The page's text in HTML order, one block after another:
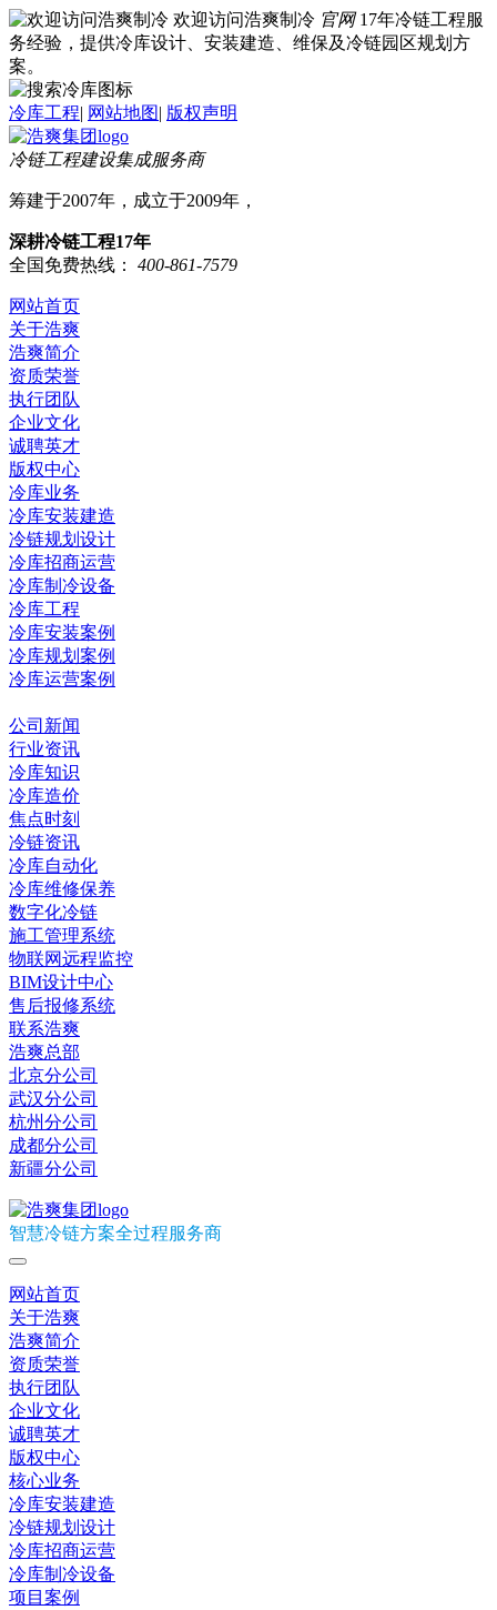
欢迎访问浩爽制冷 官网 17年冷链工程服
务经验，提供冷库设计、安装建造、维保及冷链园区规划方
案。
冷库工程| 网站地图| 版权声明
冷链工程建设集成服务商
筹建于2007年，成立于2009年，
深耕冷链工程17年
全国免费热线：
400-861-7579
网站首页
关于浩爽
浩爽简介
资质荣誉
执行团队
企业文化
诚聘英才
版权中心
冷库业务
冷库安装建造
冷链规划设计
冷库招商运营
冷库制冷设备
冷库工程
冷库安装案例
冷库规划案例
冷库运营案例
公司新闻
行业资讯
冷库知识
冷库造价
焦点时刻
冷链资讯
冷库自动化
冷库维修保养
数字化冷链
施工管理系统
物联网远程监控
BIM设计中心
售后报修系统
联系浩爽
浩爽总部
北京分公司
武汉分公司
杭州分公司
成都分公司
新疆分公司
智慧冷链方案全过程服务商
网站首页
关于浩爽
浩爽简介
资质荣誉
执行团队
企业文化
诚聘英才
版权中心
核心业务
冷库安装建造
冷链规划设计
冷库招商运营
冷库制冷设备
项目案例